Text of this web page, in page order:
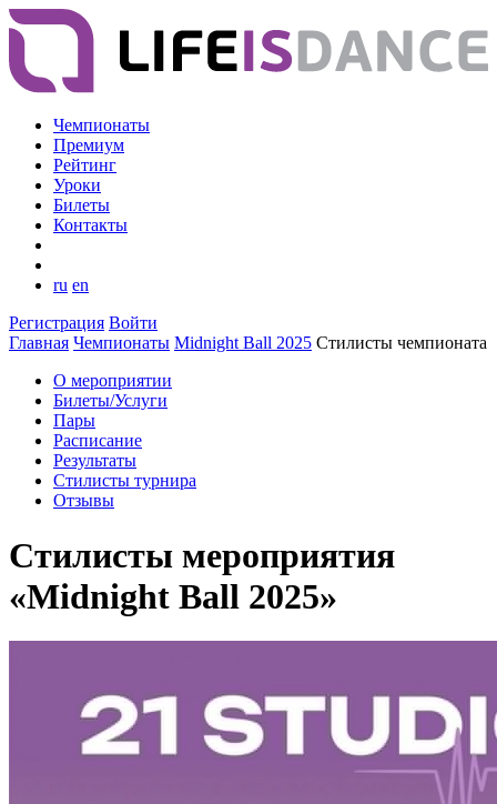
Чемпионаты
Премиум
Рейтинг
Уроки
Билеты
Контакты
ru en
Регистрация Войти
Главная Чемпионаты Midnight Ball 2025 Стилисты чемпионата
О мероприятии
Билеты/Услуги
Пары
Расписание
Результаты
Стилисты турнира
Отзывы
Стилисты мероприятия
«Midnight Ball 2025»